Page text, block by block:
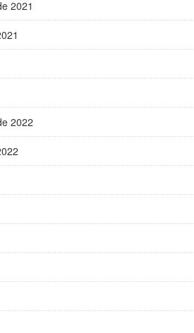
2021
2022